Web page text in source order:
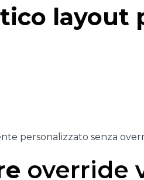
layout
personalizzato senza
override